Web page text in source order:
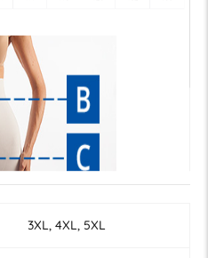
3XL, 4XL, 5XL